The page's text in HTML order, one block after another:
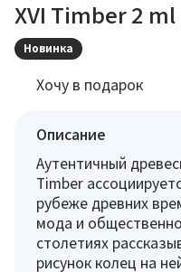
XVI Timber 2 ml
Новинка
Хочу в подарок
Описание
Аутентичный
Timber
рубеже древних
мода и
столетиях
рисунок колец на